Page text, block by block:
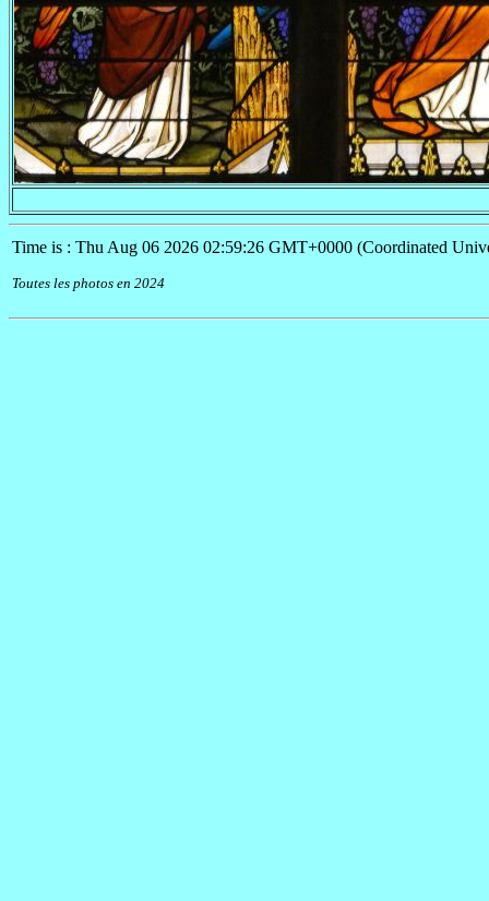
Time is : Thu Aug 06 2026 02:59:26 GMT+0000 (Coordinated
Toutes les photos en 2024